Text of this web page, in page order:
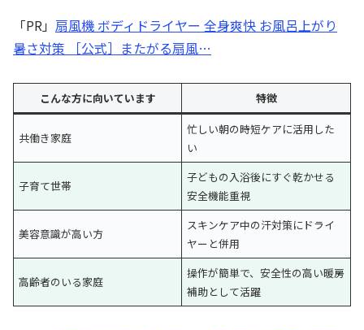
「PR」 扇風機 ボディドライヤー 全身爽快 お風呂上がり
暑さ対策 ［公式］またがる扇風…
こんな方に向いています 特徴
共働き家庭
忙しい朝の時短ケアに活用した
い
子育て世帯
子どもの入浴後にすぐ乾かせる
安全機能重視
美容意識が高い方
スキンケア中の汗対策にドライ
ヤーと併用
高齢者のいる家庭
操作が簡単で、安全性の高い暖房
補助として活躍